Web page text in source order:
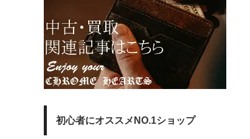
初心者にオススメNO.1ショップ